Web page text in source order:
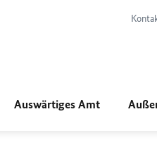
Auswärtiges Amt